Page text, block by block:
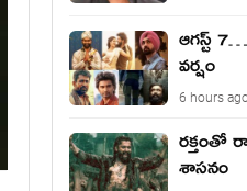
ఆగస్ట్
వర్షం
6 hours
రక్తంతో
శాసనం